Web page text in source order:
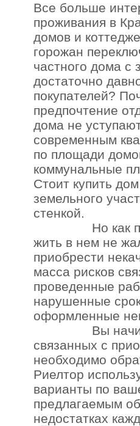
Все больше
проживания в
домов и
горожан
частного дома с
достаточно
покупателей?
предпочтение
дома не
современным
по площади
коммунальные
Стоит купить
земельного
стенкой.
Но как
жить в нем не
приобрести
масса рисков
проведенные
нарушенные
оформленные
Вы
связанных с
необходимо
Риелтор
варианты по
предлагаемым
недостатках